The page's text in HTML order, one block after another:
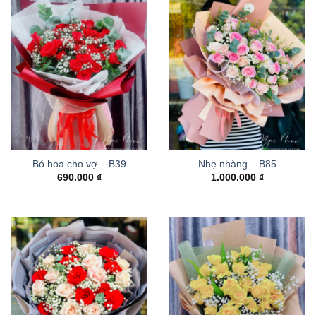
Bó hoa cho vợ – B39
690.000 ₫
Nhẹ nhàng – B85
1.000.000 ₫